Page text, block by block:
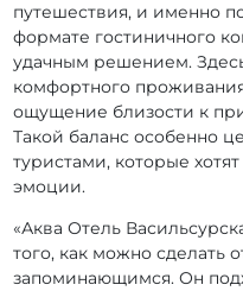
путешествия, и именно
формате гостиничного
удачным решением.
комфортного
ощущение близости к
Такой баланс особенно
туристами, которые
эмоции.
«Аква Отель
того, как можно сделать
запоминающимся. Он